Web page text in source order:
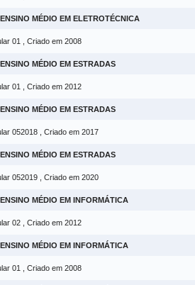
MÉDIO EM ELETROTÉCNICA
01 , Criado em 2008
MÉDIO EM ESTRADAS
01 , Criado em 2012
MÉDIO EM ESTRADAS
052018 , Criado em 2017
MÉDIO EM ESTRADAS
052019 , Criado em 2020
MÉDIO EM INFORMÁTICA
02 , Criado em 2012
MÉDIO EM INFORMÁTICA
01 , Criado em 2008